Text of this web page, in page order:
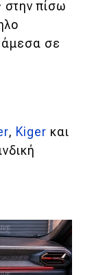
στην πίσω
άμεσα σε
, Kiger και